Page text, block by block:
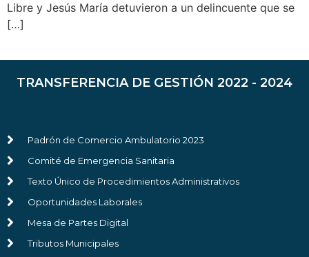
Libre y Jesús María detuvieron a un delincuente que se
[…]
TRANSFERENCIA DE GESTIÓN 2022 - 2024
Padrón de Comercio Ambulatorio 2023
Comité de Emergencia Sanitaria
Texto Único de Procedimientos Administrativos
Oportunidades Laborales
Mesa de Partes Digital
Tributos Municipales